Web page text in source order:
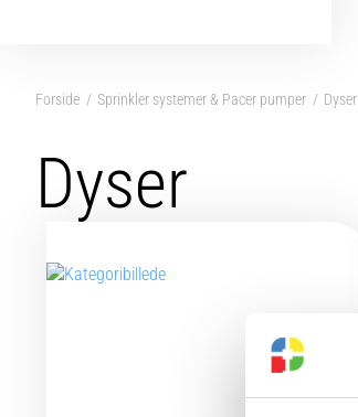
Forside Sprinkler systemer & Pacer pumper Dyser
Dyser